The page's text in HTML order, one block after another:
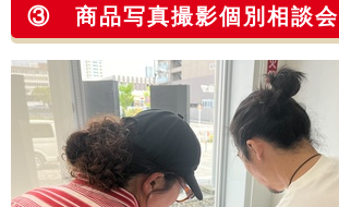
③ 商品写真撮影個別相談会